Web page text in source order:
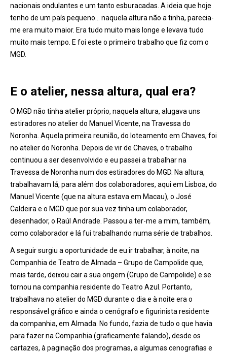
nacionais ondulantes e um tanto esburacadas. A ideia que hoje
tenho de um país pequeno… naquela altura não a tinha, parecia-
me era muito maior. Era tudo muito mais longe e levava tudo
muito mais tempo. E foi este o primeiro trabalho que fiz com o
MGD.
E o atelier, nessa altura, qual era?
O MGD não tinha atelier próprio, naquela altura, alugava uns
estiradores no atelier do Manuel Vicente, na Travessa do
Noronha. Aquela primeira reunião, do loteamento em Chaves, foi
no atelier do Noronha. Depois de vir de Chaves, o trabalho
continuou a ser desenvolvido e eu passei a trabalhar na
Travessa de Noronha num dos estiradores do MGD. Na altura,
trabalhavam lá, para além dos colaboradores, aqui em Lisboa, do
Manuel Vicente (que na altura estava em Macau), o José
Caldeira e o MGD que por sua vez tinha um colaborador,
desenhador, o Raúl Andrade. Passou a ter-me a mim, também,
como colaborador e lá fui trabalhando numa série de trabalhos.
A seguir surgiu a oportunidade de eu ir trabalhar, à noite, na
Companhia de Teatro de Almada – Grupo de Campolide que,
mais tarde, deixou cair a sua origem (Grupo de Campolide) e se
tornou na companhia residente do Teatro Azul. Portanto,
trabalhava no atelier do MGD durante o dia e à noite era o
responsável gráfico e ainda o cenógrafo e figurinista residente
da companhia, em Almada. No fundo, fazia de tudo o que havia
para fazer na Companhia (graficamente falando), desde os
cartazes, à paginação dos programas, a algumas cenografias e